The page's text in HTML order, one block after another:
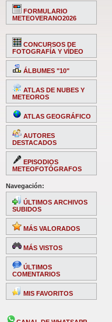
FORMULARIO
METEOVERANO2026
CONCURSOS DE
FOTOGRAFÍA Y VÍDEO
ÁLBUMES "10"
ATLAS DE NUBES Y
METEOROS
ATLAS GEOGRÁFICO
AUTORES
DESTACADOS
EPISODIOS
METEOFOTÓGRAFOS
Navegación:
ÚLTIMOS ARCHIVOS
SUBIDOS
MÁS VALORADOS
MÁS VISTOS
ÚLTIMOS
COMENTARIOS
MIS FAVORITOS